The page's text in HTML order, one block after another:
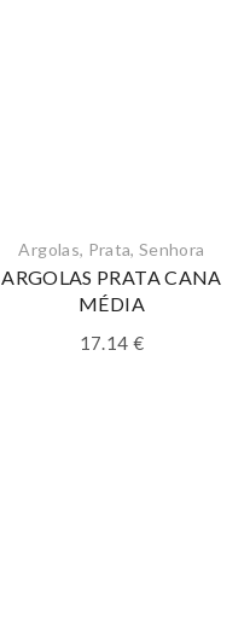
Argolas, Prata,Senhora
ARGOLAS PRATA CANA
MÉDIA
17.14 €